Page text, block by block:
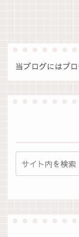
当ブログにはプ